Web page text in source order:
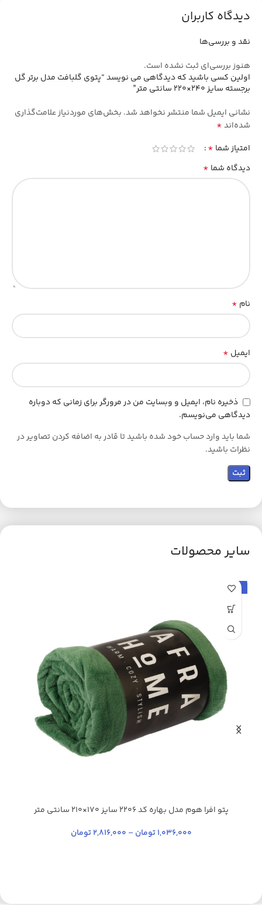
دیدگاه کاربران
نقد و بررسی‌ها
هنوز بررسی‌ای ثبت نشده است.
اولین کسی باشید که دیدگاهی می نویسد “پتوی گلبافت مدل برتر گل
برجسته سایز 240×220 سانتی متر”
نشانی ایمیل شما منتشر نخواهد شد. بخش‌های موردنیاز علامت‌گذاری
شده‌اند*
امتیاز شما *
دیدگاه شما *
نام *
ایمیل *
ذخیره نام، ایمیل و وبسایت من در مرورگر برای زمانی که دوباره
دیدگاهی می‌نویسم.
شما باید وارد حساب خود شده باشید تا قادر به اضافه کردن تصاویر در
نظرات باشید.
سایر محصولات
حراج
آبی روشن آبی فیروزه ای سبز یشمی سدری+21
پتو افرا هوم مدل بهاره کد 2206 سایز 170×210 سانتی‌ متر
1,036,000 تومان –
2,816,000 تومان